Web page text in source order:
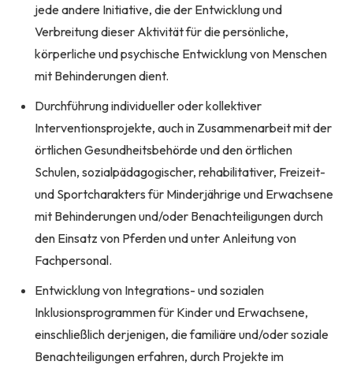
jede andere Initiative, die der Entwicklung und
Verbreitung dieser Aktivität für die persönliche,
körperliche und psychische Entwicklung von Menschen
mit Behinderungen dient.
Durchführung individueller oder kollektiver
Interventionsprojekte, auch in Zusammenarbeit mit der
örtlichen Gesundheitsbehörde und den örtlichen
Schulen, sozialpädagogischer, rehabilitativer, Freizeit-
und Sportcharakters für Minderjährige und Erwachsene
mit Behinderungen und/oder Benachteiligungen durch
den Einsatz von Pferden und unter Anleitung von
Fachpersonal.
Entwicklung von Integrations- und sozialen
Inklusionsprogrammen für Kinder und Erwachsene,
einschließlich derjenigen, die familiäre und/oder soziale
Benachteiligungen erfahren, durch Projekte im